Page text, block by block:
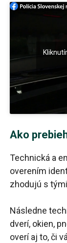
Ako
Technická a
overením
zhodujú s
Následne
dverí, okien,
overí aj to, či